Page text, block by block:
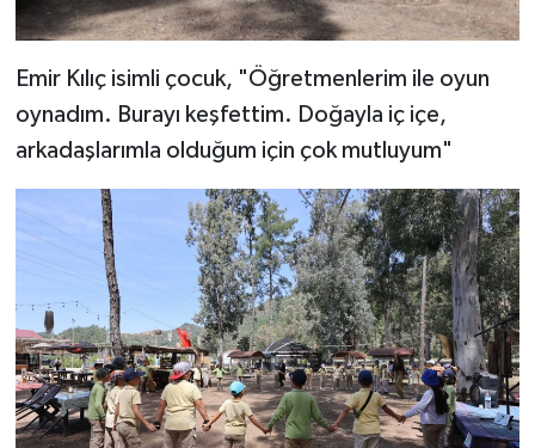
Emir Kılıç isimli çocuk, "Öğretmenlerim ile oyun
oynadım. Burayı keşfettim. Doğayla iç içe,
arkadaşlarımla olduğum için çok mutluyum"